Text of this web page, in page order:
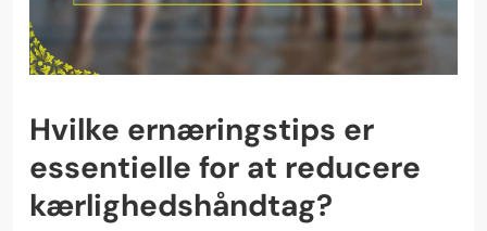
Hvilke ernæringstips er
essentielle for at reducere
kærlighedshåndtag?